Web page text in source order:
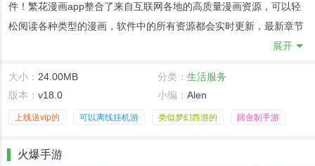
件！繁花漫画app整合了来自互联网各地的高质量漫画资源，可以轻
松阅读各种类型的漫画，软件中的所有资源都会实时更新，最新章节
可以在第一时间呈现给用户，满足您的漫画追逐需求；还将根据每个
免费阅读的，喜欢追漫的伙伴们一定不要错过哦！
短的时间内为您呈现高质量的资源
展开
大小： 24.00MB 分类： 生活服务
版本： v18.0 小编： Alen
上线送vip的 可以离线挂机游 类似梦幻西游的 回合制手游
火爆手游